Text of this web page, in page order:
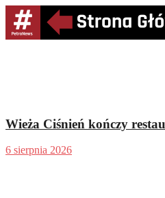
Wieża Ciśnień kończy
6 sierpnia 2026